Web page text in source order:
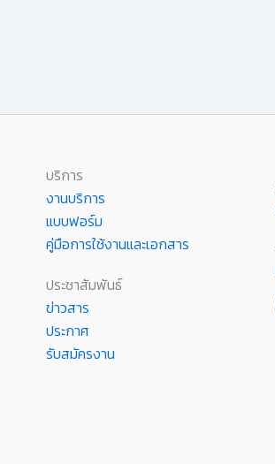
บริการ
งานบริการ
แบบฟอร์ม
คู่มือการใช้งานและเอกสาร
ประชาสัมพันธ์
ข่าวสาร
ประกาศ
รับสมัครงาน